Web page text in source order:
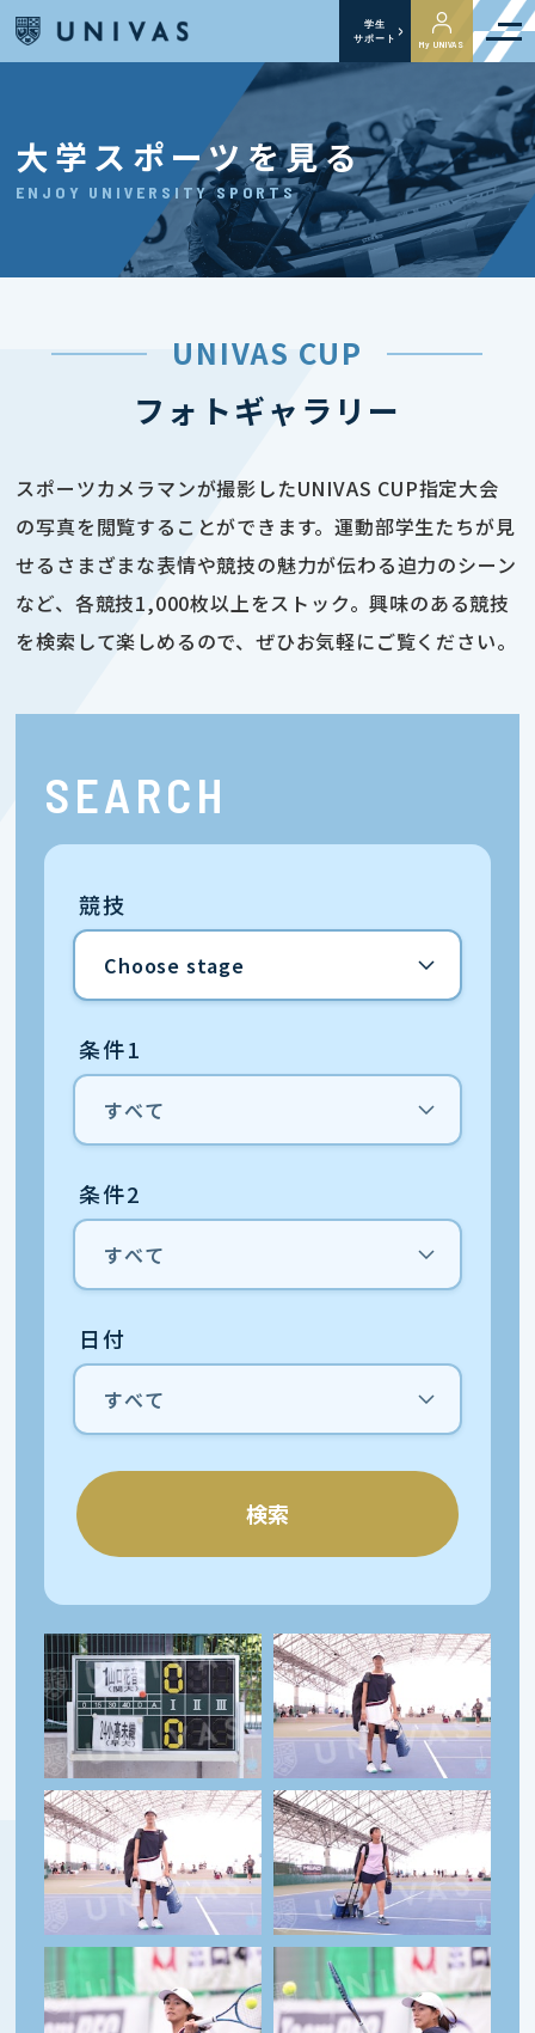
学生
サポート
My UNIVAS
大学スポーツを見る
ENJOY UNIVERSITY SPORTS
UNIVAS CUP
フォトギャラリー
スポーツカメラマンが撮影したUNIVAS CUP指定大会
の写真を閲覧することができます。運動部学生たちが見
せるさまざまな表情や競技の魅力が伝わる迫力のシーン
など、各競技1,000枚以上をストック。興味のある競技
を検索して楽しめるので、ぜひお気軽にご覧ください。
SEARCH
競技
条件1
条件2
日付
検索